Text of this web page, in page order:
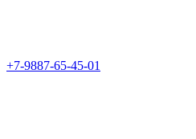
+7-9887-65-45-01